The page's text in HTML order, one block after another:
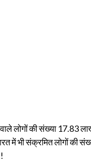
लोगों की संख्या 17.83
में भी संक्रमित लोगों की